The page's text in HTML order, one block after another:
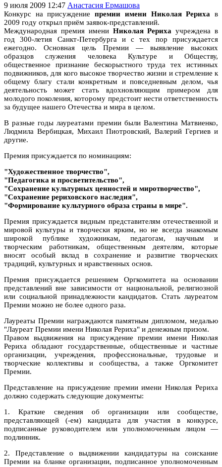
9 июля 2009 12:47 Анастасия Ермашова
Конкурс на присуждениепремии имени Николая Рериха в
2009 году открыл приём заявок-представлений.
Международная премия имени Николая Рериха учреждена в
год 300-летия Санкт-Петербурга и с тех пор присуждается
ежегодно. Основная цель Премии — выявление высоких
образцов служения человека Культуре и Обществу,
общественное признание бескорыстного труда тех истинных
подвижников, для кого высокое творчество жизни и стремление к
общему благу стали конкретным и повседневным делом, чья
деятельность может стать вдохновляющим примером для
молодого поколения, которому предстоит нести ответственность
за будущее нашего Отечества и мира в целом.
В разные годы лауреатами премии были Валентина Матвиенко,
Людмила Вербицкая, Михаил Пиотровский, Валерий Гергиев и
другие.
Премия присуждается по номинациям:
"Художественное творчество",
"Педагогика и просветительство",
"Сохранение культурных ценностей и миротворчество",
"Сохранение рериховского наследия",
"Формирование культурного образа страны в мире".
Премия присуждается видным представителям отечественной и
мировой культуры и творчески ярким, но не всегда знакомым
широкой публике художникам, педагогам, научным и
творческим работникам, общественным деятелям, которые
вносят особый вклад в сохранение и развитие творческих
традиций, культурных и нравственных основ.
Премия присуждается решением Оргкомитета на основании
представлений вне зависимости от национальной, религиозной
или социальной принадлежности кандидатов. Стать лауреатом
Премии можно не более одного раза.
Лауреаты Премии награждаются памятным дипломом, медалью
"Лауреат Премии имени Николая Рериха" и денежным призом.
Правом выдвижения на присуждение премии имени Николая
Рериха обладают государственные, общественные и частные
организации, учреждения, профессиональные, трудовые и
творческие коллективы и сообщества, а также Оргкомитет
Премии.
Представление на присуждение премии имени Николая Рериха
должно содержать следующие документы:
1. Краткие сведения об организации или сообществе,
представляющей (-ем) кандидата для участия в конкурсе,
подписанные руководителем или уполномоченным лицом —
подлинник.
2. Представление о выдвижении кандидатуры на соискание
Премии на бланке организации, подписанное уполномоченным